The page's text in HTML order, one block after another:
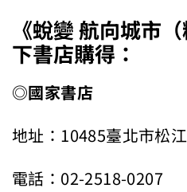
《蛻變 航向城市
下書店購得：
◎國家書店
地址：10485臺北市松
電話：02-2518-0207